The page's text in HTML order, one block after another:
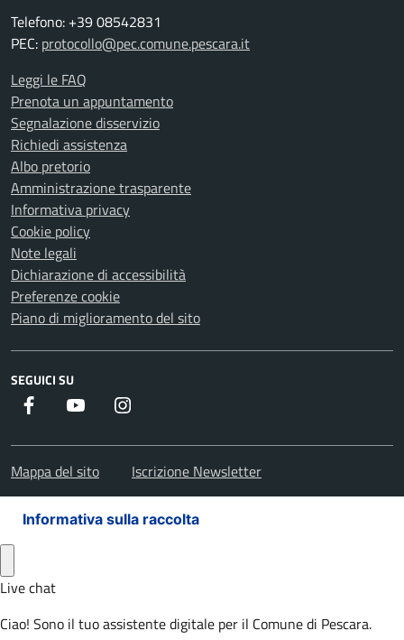
Telefono: +39 08542831
PEC: protocollo@pec.comune.pescara.it
Leggi le FAQ
Prenota un appuntamento
Segnalazione disservizio
Richiedi assistenza
Albo pretorio
Amministrazione trasparente
Informativa privacy
Cookie policy
Note legali
Dichiarazione di accessibilità
Preferenze cookie
Piano di miglioramento del sito
SEGUICI SU
Facebook Youtube
Mappa del sito Iscrizione Newsletter
Informativa sulla raccolta